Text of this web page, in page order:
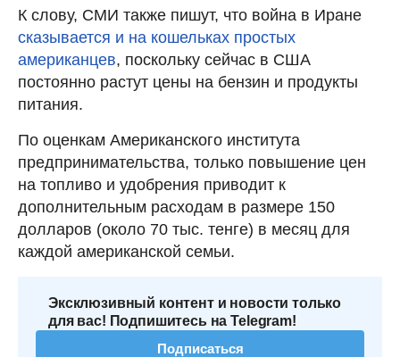
К слову, СМИ также пишут, что война в Иране
сказывается и на кошельках простых
американцев, поскольку сейчас в США
постоянно растут цены на бензин и продукты
питания.
По оценкам Американского института
предпринимательства, только повышение цен
на топливо и удобрения приводит к
дополнительным расходам в размере 150
долларов (около 70 тыс. тенге) в месяц для
каждой американской семьи.
Эксклюзивный контент и новости только
для вас! Подпишитесь на Telegram!
Подписаться